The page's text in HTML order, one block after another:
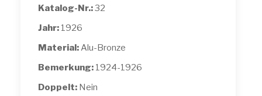
Katalog-Nr.:32
Jahr: 1926
Material:Alu-Bronze
Bemerkung: 1924-1926
Doppelt: Nein